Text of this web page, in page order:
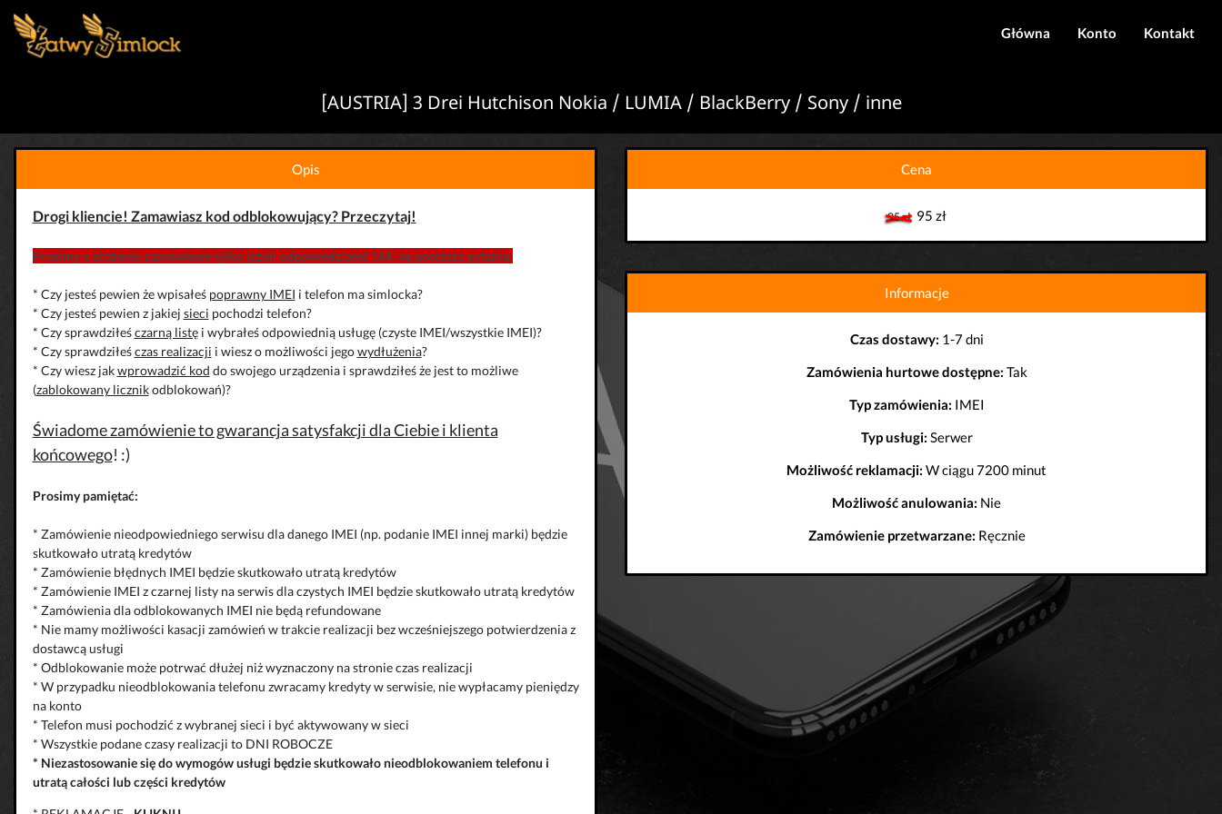
Główna Konto Kontakt
[AUSTRIA] 3 Drei Hutchison Nokia / LUMIA / BlackBerry / Sony / inne
Opis
Drogi kliencie! Zamawiasz kod odblokowujący? Przeczytaj!
Prosimy o złożenie zamówienie tylko jeżeli odpowiedziałeś TAK na poniższe pytania:
* Czy jesteś pewien że wpisałeś poprawny IMEI i telefon ma simlocka?
* Czy jesteś pewien z jakiej sieci pochodzi telefon?
* Czy sprawdziłeśczarną listęi wybrałeś odpowiednią usługę (czyste IMEI/wszystkie IMEI)?
* Czy sprawdziłeśczas realizacji i wiesz o możliwości jegowydłużenia?
* Czy wiesz jakwprowadzić kod do swojego urządzenia i sprawdziłeś że jest to możliwe
(zablokowany licznikodblokowań)?
Świadome zamówienie to gwarancja satysfakcji dla Ciebie i klienta
końcowego! :)
Prosimy pamiętać:
* Zamówienie nieodpowiedniego serwisu dla danego IMEI (np. podanie IMEI innej marki) będzie
skutkowało utratą kredytów
* Zamówienie błędnych IMEI będzie skutkowało utratą kredytów
* Zamówienie IMEI z czarnej listy na serwis dla czystych IMEI będzie skutkowało utratą kredytów
* Zamówienia dla odblokowanych IMEI nie będą refundowane
* Nie mamy możliwości kasacji zamówień w trakcie realizacji bez wcześniejszego potwierdzenia z
dostawcą usługi
* Odblokowanie może potrwać dłużej niż wyznaczony na stronie czas realizacji
* W przypadku nieodblokowania telefonu zwracamy kredyty w serwisie, nie wypłacamy pieniędzy
na konto
* Telefon musi pochodzić z wybranej sieci i być aktywowany w sieci
* Wszystkie podane czasy realizacji to DNI ROBOCZE
* Niezastosowanie się do wymogów usługi będzie skutkowało nieodblokowaniem telefonu i
utratą całości lub części kredytów
Cena
95 zł95 zł
Informacje
Czas dostawy: 1-7 dni
Zamówienia hurtowe dostępne: Tak
Typ zamówienia: IMEI
Typ usługi: Serwer
Możliwość reklamacji: W ciągu 7200 minut
Możliwość anulowania: Nie
Zamówienie przetwarzane: Ręcznie